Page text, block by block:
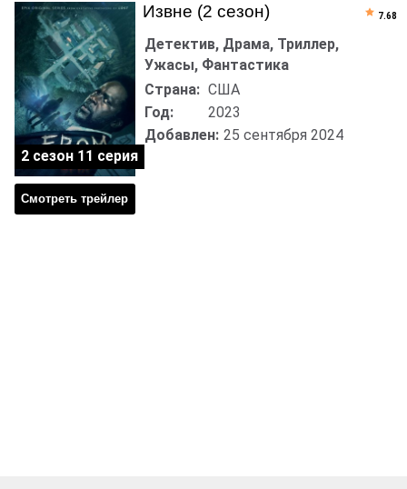
Извне (2 сезон)
Смотреть трейлер
Детектив, Драма, Триллер,
Ужасы, Фантастика
Страна: США
Год:
2023
Добавлен: 25 сентября 2024
2 сезон 11 серия
7.68